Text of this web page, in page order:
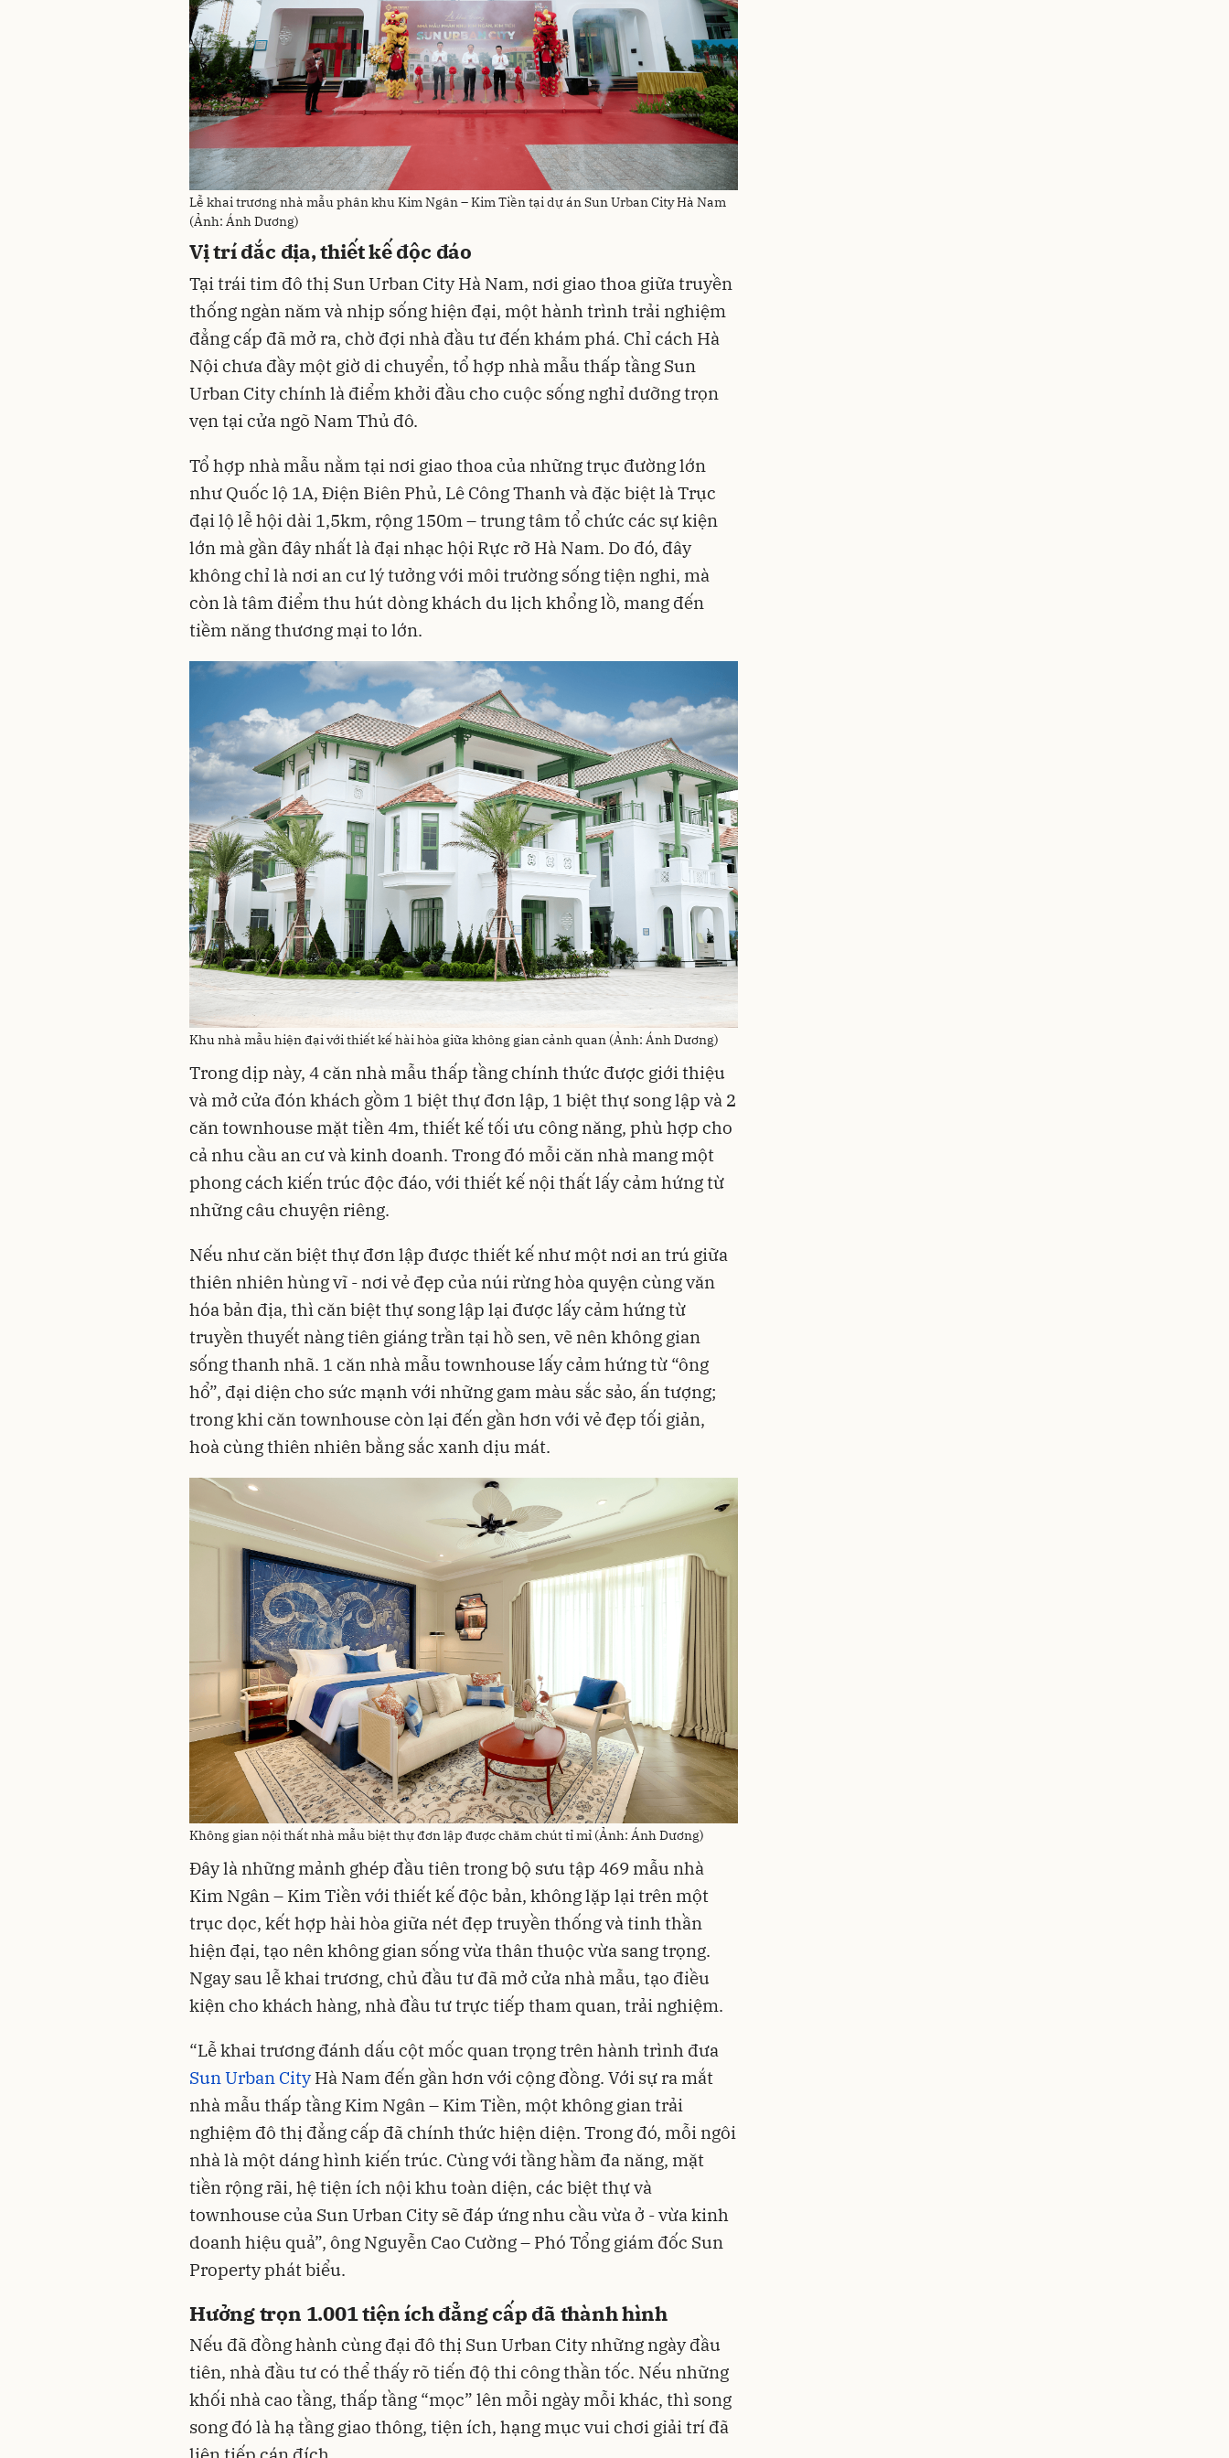
Lễ khai trương nhà mẫu phân khu Kim Ngân – Kim Tiền tại dự án Sun Urban City Hà Nam
(Ảnh: Ánh Dương)
Vị trí đắc địa, thiết kế độc đáo
Tại trái tim đô thị Sun Urban City Hà Nam, nơi giao thoa giữa truyền
thống ngàn năm và nhịp sống hiện đại, một hành trình trải nghiệm
đẳng cấp đã mở ra, chờ đợi nhà đầu tư đến khám phá. Chỉ cách Hà
Nội chưa đầy một giờ di chuyển, tổ hợp nhà mẫu thấp tầng Sun
Urban City chính là điểm khởi đầu cho cuộc sống nghỉ dưỡng trọn
vẹn tại cửa ngõ Nam Thủ đô.
Tổ hợp nhà mẫu nằm tại nơi giao thoa của những trục đường lớn
như Quốc lộ 1A, Điện Biên Phủ, Lê Công Thanh và đặc biệt là Trục
đại lộ lễ hội dài 1,5km, rộng 150m – trung tâm tổ chức các sự kiện
lớn mà gần đây nhất là đại nhạc hội Rực rỡ Hà Nam. Do đó, đây
không chỉ là nơi an cư lý tưởng với môi trường sống tiện nghi, mà
còn là tâm điểm thu hút dòng khách du lịch khổng lồ, mang đến
tiềm năng thương mại to lớn.
Khu nhà mẫu hiện đại với thiết kế hài hòa giữa không gian cảnh quan (Ảnh: Ánh Dương)
Trong dịp này, 4 căn nhà mẫu thấp tầng chính thức được giới thiệu
và mở cửa đón khách gồm 1 biệt thự đơn lập, 1 biệt thự song lập và 2
căn townhouse mặt tiền 4m, thiết kế tối ưu công năng, phù hợp cho
cả nhu cầu an cư và kinh doanh. Trong đó mỗi căn nhà mang một
phong cách kiến trúc độc đáo, với thiết kế nội thất lấy cảm hứng từ
những câu chuyện riêng.
Nếu như căn biệt thự đơn lập được thiết kế như một nơi an trú giữa
thiên nhiên hùng vĩ - nơi vẻ đẹp của núi rừng hòa quyện cùng văn
hóa bản địa, thì căn biệt thự song lập lại được lấy cảm hứng từ
truyền thuyết nàng tiên giáng trần tại hồ sen, vẽ nên không gian
sống thanh nhã. 1 căn nhà mẫu townhouse lấy cảm hứng từ “ông
hổ”, đại diện cho sức mạnh với những gam màu sắc sảo, ấn tượng;
trong khi căn townhouse còn lại đến gần hơn với vẻ đẹp tối giản,
hoà cùng thiên nhiên bằng sắc xanh dịu mát.
Không gian nội thất nhà mẫu biệt thự đơn lập được chăm chút tỉ mỉ (Ảnh: Ánh Dương)
Đây là những mảnh ghép đầu tiên trong bộ sưu tập 469 mẫu nhà
Kim Ngân – Kim Tiền với thiết kế độc bản, không lặp lại trên một
trục dọc, kết hợp hài hòa giữa nét đẹp truyền thống và tinh thần
hiện đại, tạo nên không gian sống vừa thân thuộc vừa sang trọng.
Ngay sau lễ khai trương, chủ đầu tư đã mở cửa nhà mẫu, tạo điều
kiện cho khách hàng, nhà đầu tư trực tiếp tham quan, trải nghiệm.
“Lễ khai trương đánh dấu cột mốc quan trọng trên hành trình đưa
Sun Urban CityHà Nam đến gần hơn với cộng đồng. Với sự ra mắt
nhà mẫu thấp tầng Kim Ngân – Kim Tiền, một không gian trải
nghiệm đô thị đẳng cấp đã chính thức hiện diện. Trong đó, mỗi ngôi
nhà là một dáng hình kiến trúc. Cùng với tầng hầm đa năng, mặt
tiền rộng rãi, hệ tiện ích nội khu toàn diện, các biệt thự và
townhouse của Sun Urban City sẽ đáp ứng nhu cầu vừa ở - vừa kinh
doanh hiệu quả”, ông Nguyễn Cao Cường – Phó Tổng giám đốc Sun
Property phát biểu.
Hưởng trọn 1.001 tiện ích đẳng cấp đã thành hình
Nếu đã đồng hành cùng đại đô thị Sun Urban City những ngày đầu
tiên, nhà đầu tư có thể thấy rõ tiến độ thi công thần tốc. Nếu những
khối nhà cao tầng, thấp tầng “mọc” lên mỗi ngày mỗi khác, thì song
song đó là hạ tầng giao thông, tiện ích, hạng mục vui chơi giải trí đã